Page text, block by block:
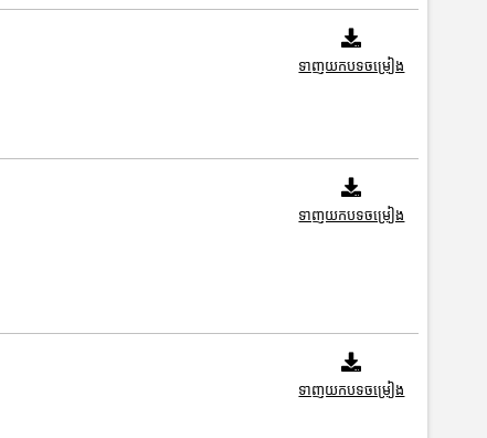
ទាញយកបទចម្រៀង
ទាញយកបទចម្រៀង
ទាញយកបទចម្រៀង